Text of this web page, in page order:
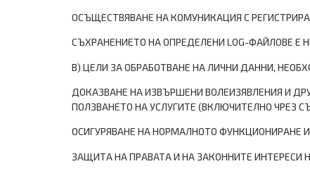
ОСЪЩЕСТВЯВАНЕ НА КОМУНИКАЦИЯ С
СЪХРАНЕНИЕТО НА ОПРЕДЕЛЕНИ LOG-ФАЙЛОВЕ Е
В) ЦЕЛИ ЗА ОБРАБОТВАНЕ НА ЛИЧНИ ДАННИ,
ДОКАЗВАНЕ НА ИЗВЪРШЕНИ ВОЛЕИЗЯВЛЕНИЯ И
ПОЛЗВАНЕТО НА УСЛУГИТЕ (ВКЛЮЧИТЕЛНО ЧРЕЗ
ОСИГУРЯВАНЕ НА НОРМАЛНОТО ФУНКЦИОНИРАНЕ
ЗАЩИТА НА ПРАВАТА И НА ЗАКОННИТЕ ИНТЕРЕСИ